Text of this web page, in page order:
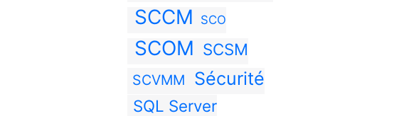
SCCM SCO
SCOM SCSM
SCVMM Sécurité
SQL Server